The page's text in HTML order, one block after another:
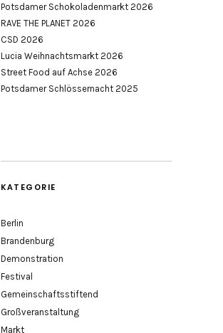
Potsdamer Schokoladenmarkt 2026
RAVE THE PLANET 2026
CSD 2026
Lucia Weihnachtsmarkt 2026
Street Food auf Achse 2026
Potsdamer Schlössernacht 2025
KATEGORIE
Berlin
Brandenburg
Demonstration
Festival
Gemeinschaftsstiftend
Großveranstaltung
Markt